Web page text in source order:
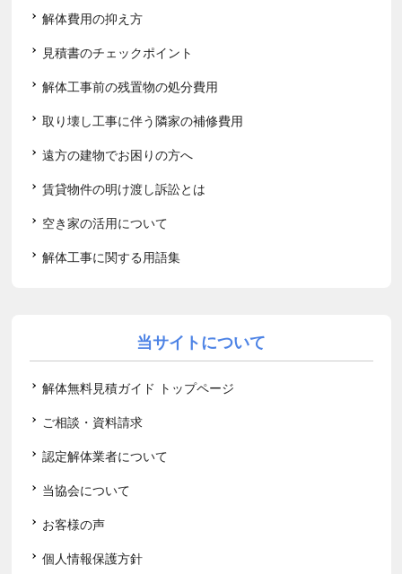
解体費用の抑え方
見積書のチェックポイント
解体工事前の残置物の処分費用
取り壊し工事に伴う隣家の補修費用
遠方の建物でお困りの方へ
賃貸物件の明け渡し訴訟とは
空き家の活用について
解体工事に関する用語集
当サイトについて
解体無料見積ガイド トップページ
ご相談・資料請求
認定解体業者について
当協会について
お客様の声
個人情報保護方針